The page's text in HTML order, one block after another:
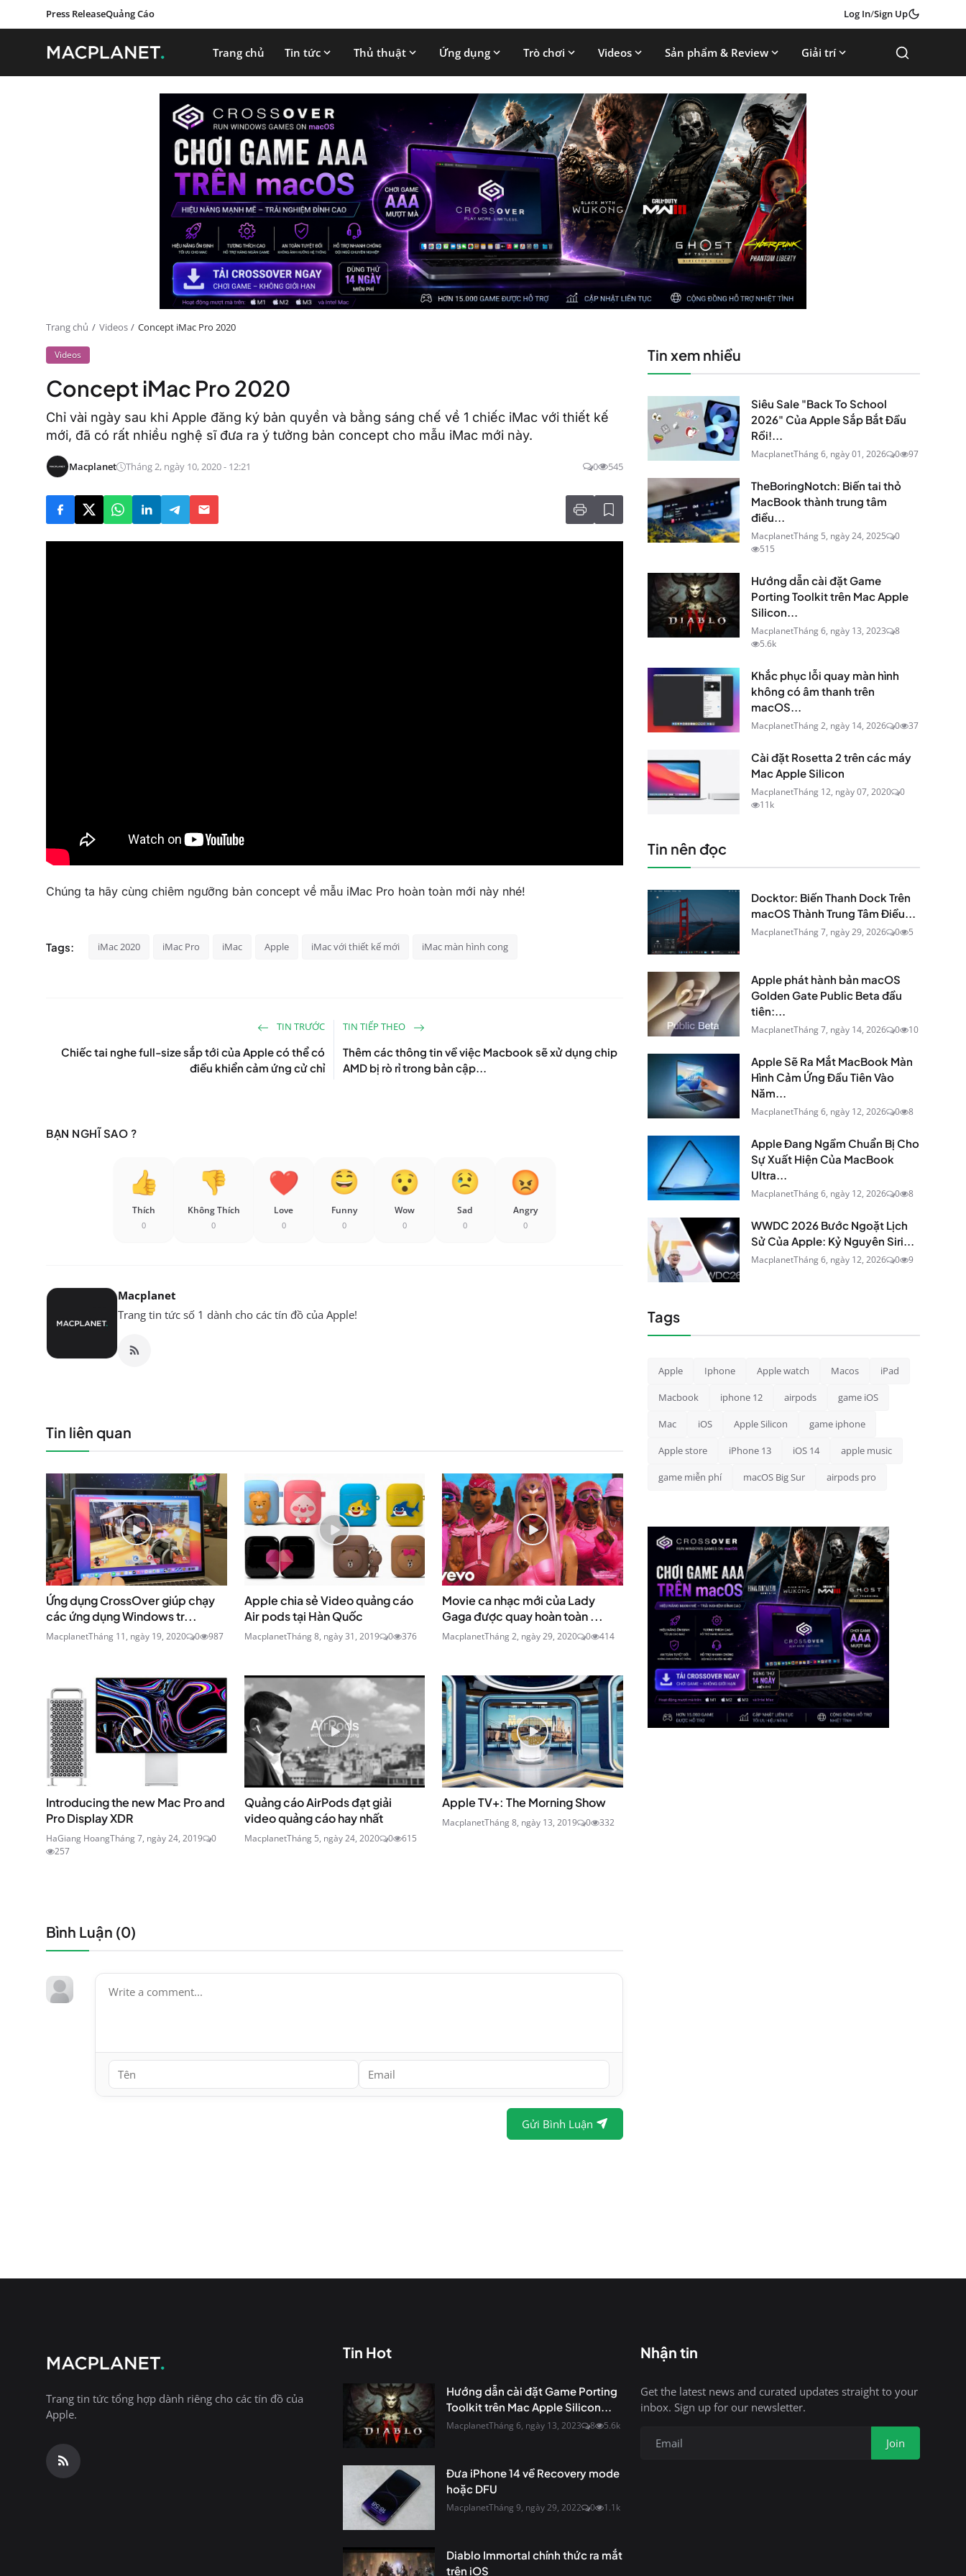
Press ReleaseQuảng Cáo Log In/Sign Up
Trang chủ Tin tức Thủ thuật Ứng dụng Trò chơi Videos Sản phẩm & Review Giải trí
Trang chủ Videos Concept iMac Pro 2020
Videos
Concept iMac Pro 2020
Chỉ vài ngày sau khi Apple đăng ký bản quyền và bằng sáng chế về 1 chiếc iMac với thiết kế
mới, đã có rất nhiều nghệ sĩ đưa ra ý tưởng bản concept cho mẫu iMac mới này.
Macplanet Tháng 2, ngày 10, 2020 - 12:21 0 545
Chúng ta hãy cùng chiêm ngưỡng bản concept về mẫu iMac Pro hoàn toàn mới này nhé!
Tags: iMac 2020 iMac Pro iMac Apple iMac với thiết kế mới iMac màn hình cong
TIN TRƯỚC
Chiếc tai nghe full-size sắp tới của Apple có thể có
điều khiển cảm ứng cử chỉ
TIN TIẾP THEO
Thêm các thông tin về việc Macbook sẽ xử dụng chip
AMD bị rò rỉ trong bản cập...
BẠN NGHĨ SAO ?
Thích
0
Không Thích
0
Love
0
Funny
0
Wow
0
Sad
0
Angry
0
Macplanet
Trang tin tức số 1 dành cho các tín đồ của Apple!
Tin liên quan
Ứng dụng CrossOver giúp chạy
các ứng dụng Windows tr...
MacplanetTháng 11, ngày 19, 2020 0 987
Apple chia sẻ Video quảng cáo
Air pods tại Hàn Quốc
MacplanetTháng 8, ngày 31, 2019 0 376
Movie ca nhạc mới của Lady
Gaga được quay hoàn toàn ...
MacplanetTháng 2, ngày 29, 2020 0 414
Introducing the new Mac Pro and
Pro Display XDR
HaGiang HoangTháng 7, ngày 24, 2019
0
257
Quảng cáo AirPods đạt giải
video quảng cáo hay nhất
MacplanetTháng 5, ngày 24, 2020 0 615
Apple TV+: The Morning Show
MacplanetTháng 8, ngày 13, 2019 0 332
Bình Luận (0)
Gửi Bình Luận
Tin xem nhiều
Siêu Sale "Back To School
2026" Của Apple Sắp Bắt Đầu
Rồi!...
MacplanetTháng 6, ngày 01, 2026 0 97
TheBoringNotch: Biến tai thỏ
MacBook thành trung tâm
điều...
MacplanetTháng 5, ngày 24, 2025
0
515
Hướng dẫn cài đặt Game
Porting Toolkit trên Mac Apple
Silicon...
MacplanetTháng 6, ngày 13, 2023
8
5.6k
Khắc phục lỗi quay màn hình
không có âm thanh trên
macOS...
MacplanetTháng 2, ngày 14, 2026 0 37
Cài đặt Rosetta 2 trên các máy
Mac Apple Silicon
MacplanetTháng 12, ngày 07, 2020
0
11k
Tin nên đọc
Docktor: Biến Thanh Dock Trên
macOS Thành Trung Tâm Điều...
MacplanetTháng 7, ngày 29, 2026 0 5
Apple phát hành bản macOS
Golden Gate Public Beta đầu
tiên:...
MacplanetTháng 7, ngày 14, 2026 0 10
Apple Sẽ Ra Mắt MacBook Màn
Hình Cảm Ứng Đầu Tiên Vào
Năm...
MacplanetTháng 6, ngày 12, 2026 0 8
Apple Đang Ngầm Chuẩn Bị Cho
Sự Xuất Hiện Của MacBook
Ultra...
MacplanetTháng 6, ngày 12, 2026 0 8
WWDC 2026 Bước Ngoặt Lịch
Sử Của Apple: Kỷ Nguyên Siri...
MacplanetTháng 6, ngày 12, 2026 0 9
Tags
Apple Iphone Apple watch Macos iPad
Macbook iphone 12 airpods game iOS
Mac iOS Apple Silicon game iphone
Apple store iPhone 13 iOS 14 apple music
game miễn phí macOS Big Sur airpods pro
Trang tin tức tổng hợp dành riêng cho các tín đồ của
Apple.
Tin Hot
Hướng dẫn cài đặt Game Porting
Toolkit trên Mac Apple Silicon...
MacplanetTháng 6, ngày 13, 2023 8 5.6k
Đưa iPhone 14 về Recovery mode
hoặc DFU
MacplanetTháng 9, ngày 29, 2022 0 1.1k
Diablo Immortal chính thức ra mắt
trên iOS
Nhận tin
Get the latest news and curated updates straight to your
inbox. Sign up for our newsletter.
Join